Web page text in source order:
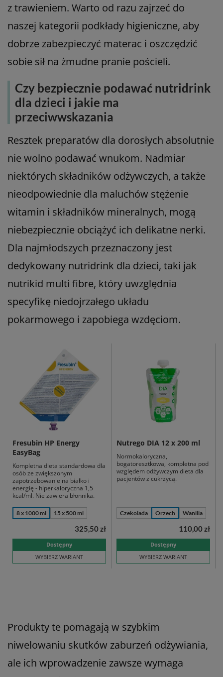
z trawieniem. Warto od razu zajrzeć do
naszej kategorii podkłady higieniczne, aby
dobrze zabezpieczyć materac i oszczędzić
sobie sił na żmudne pranie pościeli.
Czy bezpiecznie podawać nutridrink
dla dzieci i jakie ma
przeciwwskazania
Resztek preparatów dla dorosłych absolutnie
nie wolno podawać wnukom. Nadmiar
niektórych składników odżywczych, a także
nieodpowiednie dla maluchów stężenie
witamin i składników mineralnych, mogą
niebezpiecznie obciążyć ich delikatne nerki.
Dla najmłodszych przeznaczony jest
dedykowany nutridrink dla dzieci, taki jak
nutrikid multi fibre, który uwzględnia
specyfikę niedojrzałego układu
pokarmowego i zapobiega wzdęciom.
Fresubin HP Energy
EasyBag
Kompletna dieta standardowa dla
osób ze zwiększonym
zapotrzebowanie na białko i
energię - hiperkaloryczna 1,5
kcal/ml. Nie zawiera błonnika.
8 x 1000 ml 15 x 500 ml
Dostępny
WYBIERZ WARIANT
325,50 zł
Nutrego DIA 12 x 200 ml
Normokaloryczna,
bogatoresztkowa, kompletna pod
względem odżywczym dieta dla
pacjentów z cukrzycą.
Czekolada Orzech Wanilia
Dostępny
WYBIERZ WARIANT
110,00 zł
Produkty te pomagają w szybkim
niwelowaniu skutków zaburzeń odżywiania,
ale ich wprowadzenie zawsze wymaga